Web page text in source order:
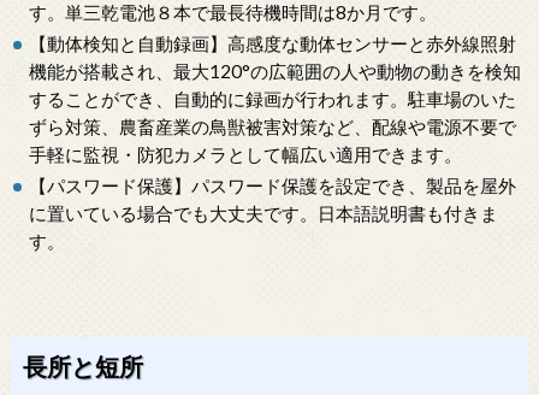
す。単三乾電池８本で最長待機時間は8か月です。
【動体検知と自動録画】高感度な動体センサーと赤外線照射
機能が搭載され、最大120°の広範囲の人や動物の動きを検知
することができ、自動的に録画が行われます。駐車場のいた
ずら対策、農畜産業の鳥獣被害対策など、配線や電源不要で
手軽に監視・防犯カメラとして幅広い適用できます。
【パスワード保護】パスワード保護を設定でき、製品を屋外
に置いている場合でも大丈夫です。日本語説明書も付きま
す。
長所と短所